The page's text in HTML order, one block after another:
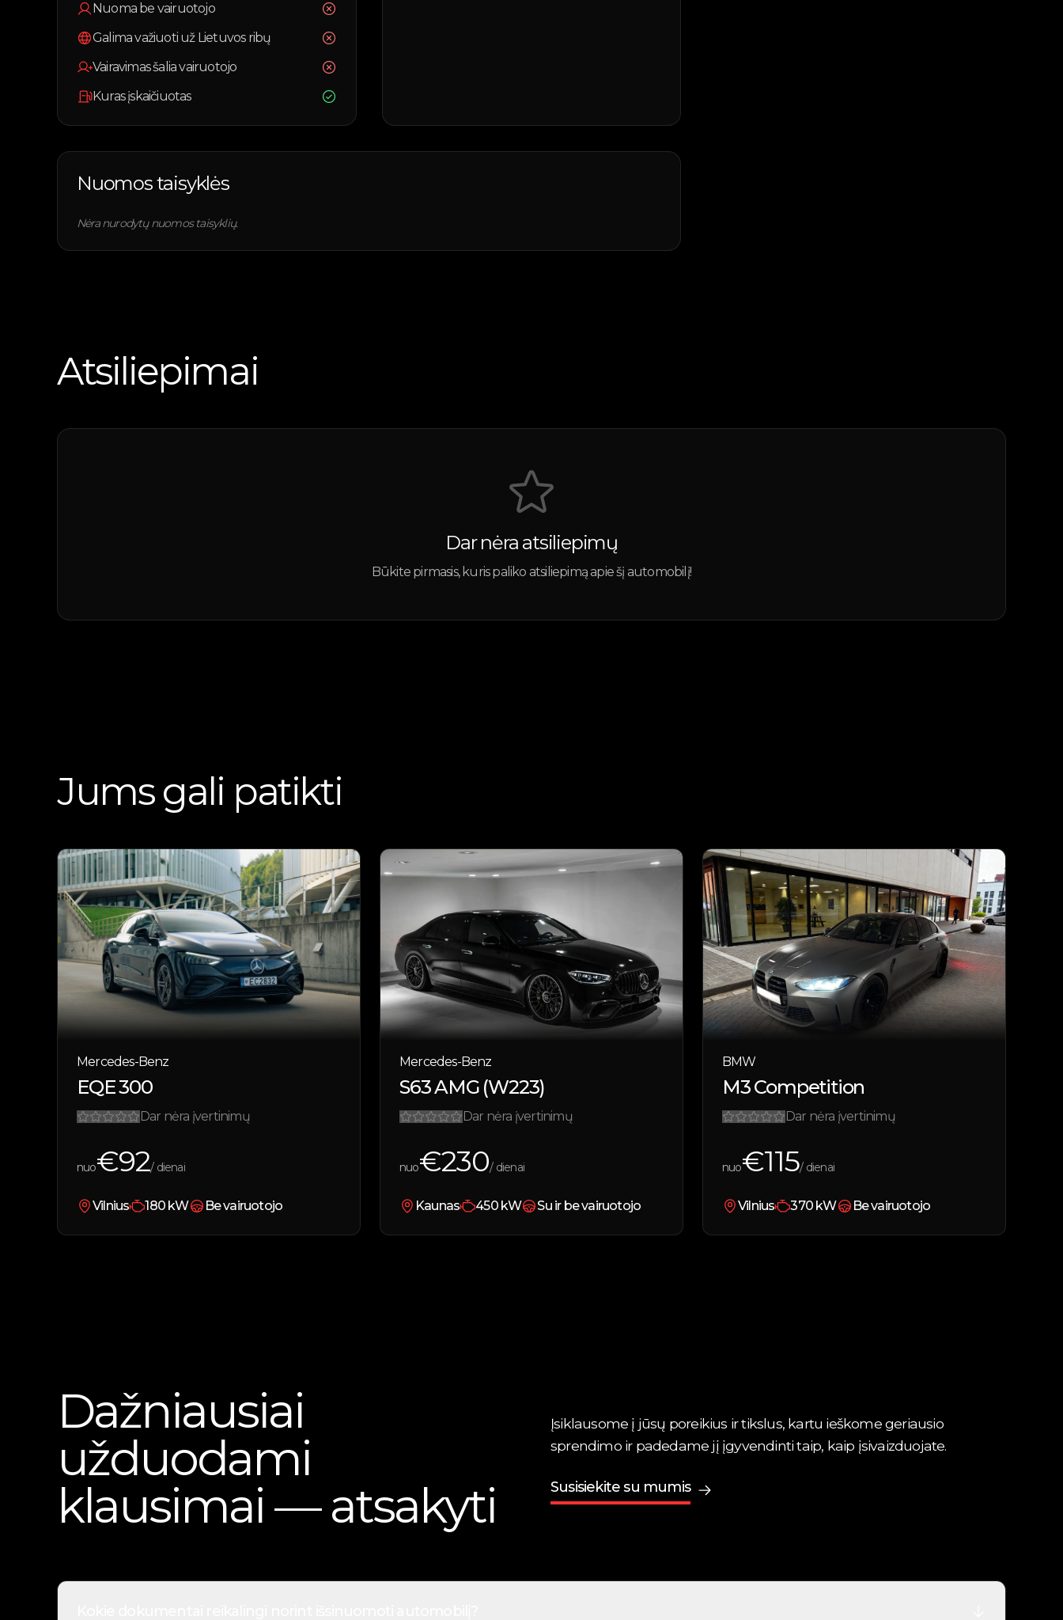
Nuoma be vairuotojo
Galima važiuoti už Lietuvos ribų
Vairavimas šalia vairuotojo
Kuras įskaičiuotas
Nuomos taisyklės
Nėra nurodytų nuomos taisyklių.
Atsiliepimai
Dar nėra atsiliepimų
Būkite pirmasis, kuris paliko atsiliepimą apie šį automobilį!
Jums gali patikti
Mercedes-Benz
EQE 300
Dar nėra įvertinimų
nuo€92/ dienai
Vilnius 180 kW Be vairuotojo
Mercedes-Benz
S63 AMG (W223)
Dar nėra įvertinimų
nuo€230/ dienai
Kaunas 450 kW Su ir be vairuotojo
BMW
M3 Competition
Dar nėra įvertinimų
nuo€115/ dienai
Vilnius 370 kW Be vairuotojo
Dažniausiai
užduodami
klausimai — atsakyti
Įsiklausome į jūsų poreikius ir tikslus, kartu ieškome geriausio
sprendimo ir padedame jį įgyvendinti taip, kaip įsivaizduojate.
Susisiekite su mumis